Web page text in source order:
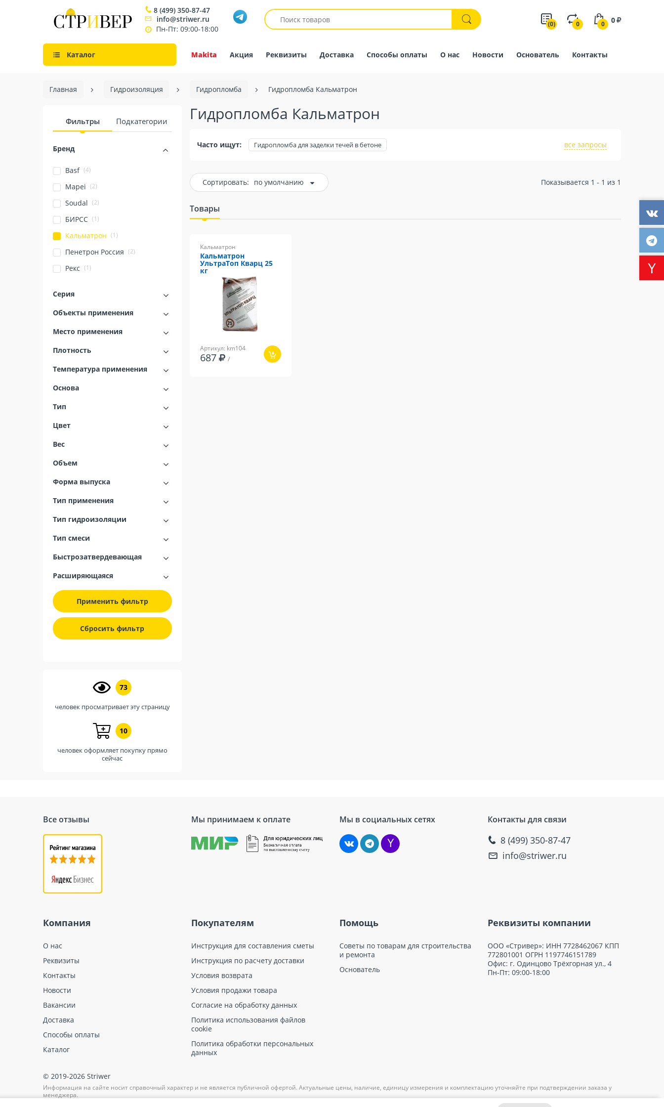
8 (499) 350-87-47
info@striwer.ru
Пн-Пт: 09:00-18:00
(0) 0 0 0
Каталог Makita Акция Реквизиты Доставка Способы оплаты О нас Новости Основатель Контакты
Главная Гидроизоляция Гидропломба Гидропломба Кальматрон
Фильтры Подкатегории
Бренд
Basf (4)
Mapei (2)
Soudal (2)
БИРСС (1)
Кальматрон (1)
Пенетрон Россия (2)
Рекс (1)
Серия
Объекты применения
Место применения
Плотность
Температура применения
Основа
Тип
Цвет
Вес
Объем
Форма выпуска
Тип применения
Тип гидроизоляции
Тип смеси
Быстрозатвердевающая
Расширяющаяся
Применить фильтр
Сбросить фильтр
73
человек просматривает эту страницу
10
человек оформляет покупку прямо
сейчас
Гидропломба Кальматрон
Часто ищут: Гидропломба для заделки течей в бетоне все запросы
Сортировать: по умолчанию Показывается 1 - 1 из 1
Товары
Кальматрон
Кальматрон
УльтраТоп Кварц 25
кг
Артикул: km104
687 /
Все отзывы Мы принимаем к оплате Мы в социальных сетях Контакты для связи
8 (499) 350-87-47
info@striwer.ru
Компания
О нас
Реквизиты
Контакты
Новости
Вакансии
Доставка
Способы оплаты
Каталог
Покупателям
Инструкция для составления сметы
Инструкция по расчету доставки
Условия возврата
Условия продажи товара
Согласие на обработку данных
Политика использования файлов
cookie
Политика обработки персональных
данных
Помощь
Советы по товарам для строительства
и ремонта
Основатель
Реквизиты компании
ООО «Стривер»: ИНН 7728462067 КПП
772801001 ОГРН 1197746151789
Офис: г. Одинцово Трёхгорная ул., 4
Пн-Пт: 09:00-18:00
© 2019-2026 Striwer
Информация на сайте носит справочный характер и не является публичной офертой. Актуальные цены, наличие, единицу измерения и комплектацию уточняйте при подтверждении заказа у
менеджера.